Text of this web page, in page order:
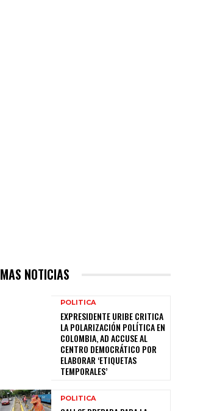
MAS NOTICIAS
POLITICA
EXPRESIDENTE URIBE CRITICA
LA POLARIZACIÓN POLÍTICA EN
COLOMBIA, AD ACCUSE AL
CENTRO DEMOCRÁTICO POR
ELABORAR ‘ETIQUETAS
TEMPORALES’
POLITICA